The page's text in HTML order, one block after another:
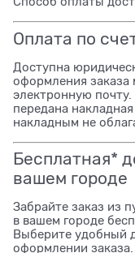
Оплата по
Доступна
оформления заказа
электронную
передана
накладным не
Бесплатная*
вашем городе
Забрайте заказ из
в вашем городе
Выберите удобный
оформлении